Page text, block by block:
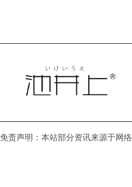
免责声明：本站部分资讯来源于网